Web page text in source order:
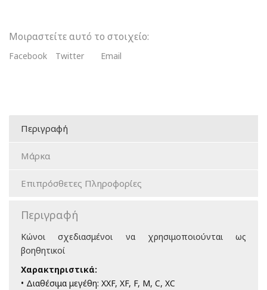
Μοιραστείτε αυτό το στοιχείο:
Facebook Twitter Email
Περιγραφή
Μάρκα
Επιπρόσθετες Πληροφορίες
Περιγραφή
Κώνοι σχεδιασμένοι να χρησιμοποιούνται ως
βοηθητικοί
Χαρακτηριστικά:
• Διαθέσιμα μεγέθη: XXF, XF, F, M, C, XC